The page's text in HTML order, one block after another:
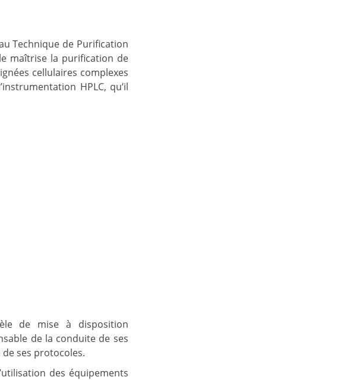
Technique de Purification
maîtrise la purification de
cellulaires complexes
HPLC, qu’il
de mise à disposition
de la conduite de ses
ses protocoles.
des équipements